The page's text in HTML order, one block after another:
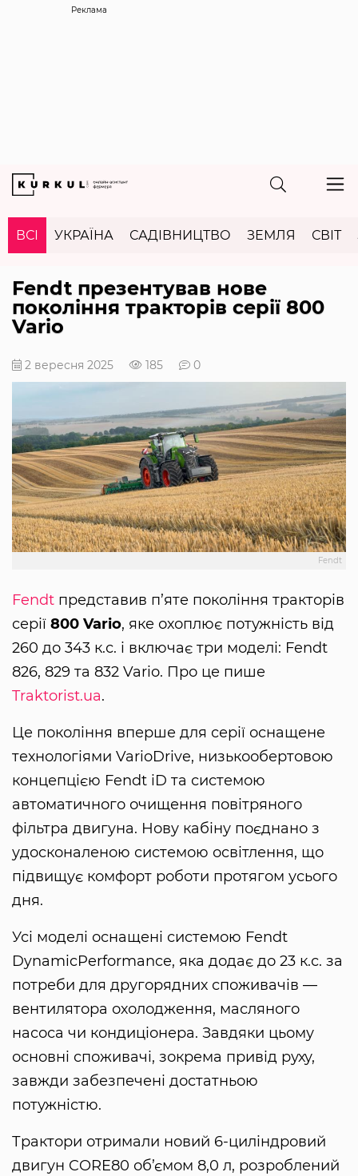
Реклама
ВСІ УКРАЇНА САДІВНИЦТВО ЗЕМЛЯ СВІТ
Fendt презентував нове
покоління тракторів серії 800
Vario
2 вересня 2025 185 0
Fendt
Fendt представив п’яте покоління тракторів
серії 800 Vario, яке охоплює потужність від
260 до 343 к.с. і включає три моделі: Fendt
826, 829 та 832 Vario. Про це пише
Traktorist.ua.
Це покоління вперше для серії оснащене
технологіями VarioDrive, низькообертовою
концепцією Fendt iD та системою
автоматичного очищення повітряного
фільтра двигуна. Нову кабіну поєднано з
удосконаленою системою освітлення, що
підвищує комфорт роботи протягом усього
дня.
Усі моделі оснащені системою Fendt
DynamicPerformance, яка додає до 23 к.с. за
потреби для другорядних споживачів —
вентилятора охолодження, масляного
насоса чи кондиціонера. Завдяки цьому
основні споживачі, зокрема привід руху,
завжди забезпечені достатньою
потужністю.
Трактори отримали новий 6-циліндровий
двигун CORE80 об’ємом 8,0 л, розроблений